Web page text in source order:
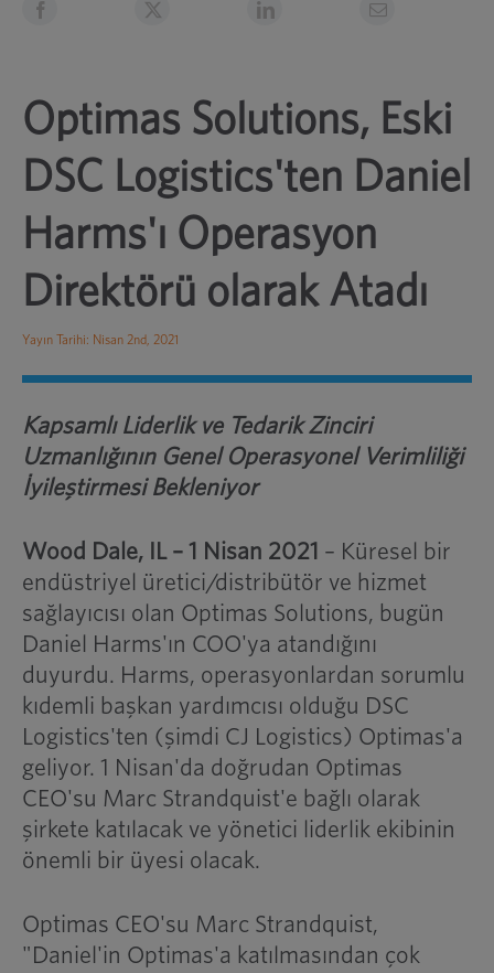
Optimas Solutions, Eski
DSC Logistics'ten Daniel
Harms'ı Operasyon
Direktörü olarak Atadı
Yayın Tarihi: Nisan 2nd, 2021
Kapsamlı Liderlik ve Tedarik Zinciri
Uzmanlığının Genel Operasyonel Verimliliği
İyileştirmesi Bekleniyor
Wood Dale, IL – 1 Nisan 2021 – Küresel bir
endüstriyel üretici/distribütör ve hizmet
sağlayıcısı olan Optimas Solutions, bugün
Daniel Harms'ın COO'ya atandığını
duyurdu. Harms, operasyonlardan sorumlu
kıdemli başkan yardımcısı olduğu DSC
Logistics'ten (şimdi CJ Logistics) Optimas'a
geliyor. 1 Nisan'da doğrudan Optimas
CEO'su Marc Strandquist'e bağlı olarak
şirkete katılacak ve yönetici liderlik ekibinin
önemli bir üyesi olacak.
Optimas CEO'su Marc Strandquist,
"Daniel'in Optimas'a katılmasından çok